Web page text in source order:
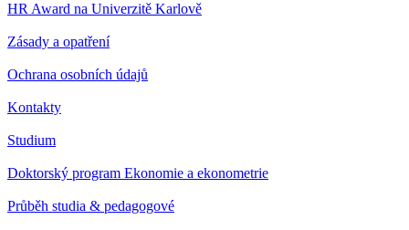
HR Award na Univerzitě Karlově
Zásady a opatření
Ochrana osobních údajů
Kontakty
Studium
Doktorský program Ekonomie a ekonometrie
Průběh studia & pedagogové